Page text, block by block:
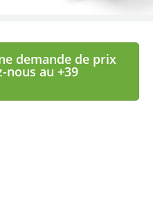
demande de prix
nous au +39